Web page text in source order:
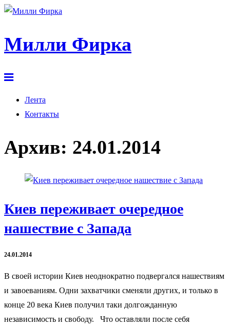
Милли Фирка
Лента
Контакты
Архив: 24.01.2014
Киев переживает очередное
нашествие с Запада
24.01.2014
В своей истории Киев неоднократно подвергался нашествиям
и завоеваниям. Одни захватчики сменяли других, и только в
конце 20 века Киев получил таки долгожданную
независимость и свободу. Что оставляли после себя